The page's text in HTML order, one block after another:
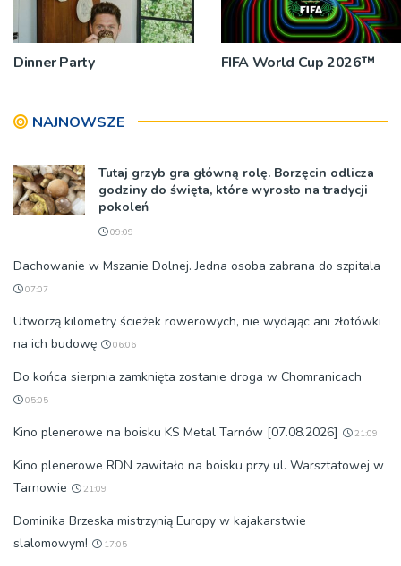
Dinner Party FIFA World Cup 2026™
NAJNOWSZE
Tutaj grzyb gra główną rolę. Borzęcin odlicza
godziny do święta, które wyrosło na tradycji
pokoleń
09:09
Dachowanie w Mszanie Dolnej. Jedna osoba zabrana do szpitala
07:07
Utworzą kilometry ścieżek rowerowych, nie wydając ani złotówki
na ich budowę
06:06
Do końca sierpnia zamknięta zostanie droga w Chomranicach
05:05
Kino plenerowe na boisku KS Metal Tarnów [07.08.2026] 21:09
Kino plenerowe RDN zawitało na boisku przy ul. Warsztatowej w
Tarnowie
21:09
Dominika Brzeska mistrzynią Europy w kajakarstwie
slalomowym!
17:05